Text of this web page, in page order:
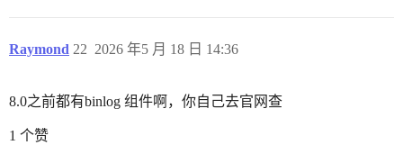
Raymond 2026 年5 月 18 日 14:36
22
8.0之前都有binlog 组件啊，你自己去官网查
1 个赞